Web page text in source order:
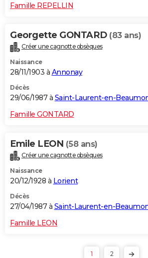
Famille REPELLIN
Georgette GONTARD (83 ans)
Créer une cagnotte obsèques
Naissance
28/11/1903 à Annonay
Décès
29/06/1987 à Saint-Laurent-en-
Famille GONTARD
Emile LEON (58 ans)
Créer une cagnotte obsèques
Naissance
20/12/1928 à Lorient
Décès
27/04/1987 à Saint-Laurent-en-
Famille LEON
1 2